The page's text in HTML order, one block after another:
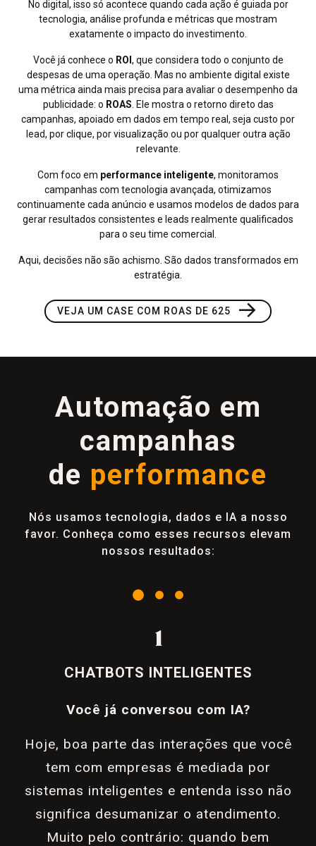
No digital, isso só acontece quando cada ação é guiada por
tecnologia, análise profunda e métricas que mostram
exatamente o impacto do investimento.
Você já conhece o ROI , que considera todo o conjunto de
despesas de uma operação. Mas no ambiente digital existe
uma métrica ainda mais precisa para avaliar o desempenho da
publicidade: o ROAS . Ele mostra o retorno direto das
campanhas, apoiado em dados em tempo real, seja custo por
lead, por clique, por visualização ou por qualquer outra ação
relevante.
Com foco em performance inteligente, monitoramos
campanhas com tecnologia avançada, otimizamos
continuamente cada anúncio e usamos modelos de dados para
gerar resultados consistentes e leads realmente qualificados
para o seu time comercial.
Aqui, decisões não são achismo. São dados transformados em
estratégia.
VEJA UM CASE COM ROAS DE 625 →
Automação em
campanhas
de performance
Nós usamos tecnologia, dados e IA a nosso
favor. Conheça como esses recursos elevam
nossos resultados:
1
CHATBOTS INTELIGENTES
Você já conversou com IA?
Hoje, boa parte das interações que você
tem com empresas é mediada por
sistemas inteligentes e entenda isso não
significa desumanizar o atendimento.
Muito pelo contrário: quando bem